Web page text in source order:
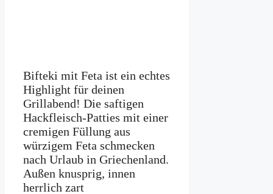
Bifteki mit Feta ist ein echtes
Highlight für deinen
Grillabend! Die saftigen
Hackfleisch-Patties mit einer
cremigen Füllung aus
würzigem Feta schmecken
nach Urlaub in Griechenland.
Außen knusprig, innen
herrlich zart